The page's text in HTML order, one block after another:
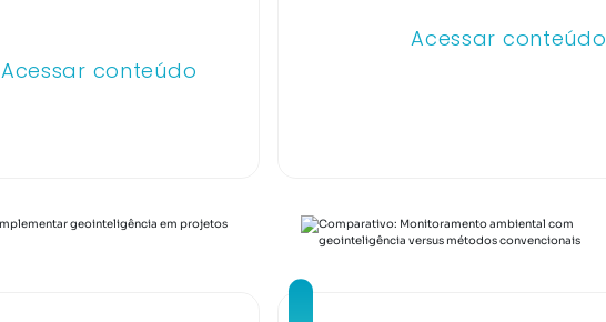
Acessar conteúdo
Acessar conteúdo